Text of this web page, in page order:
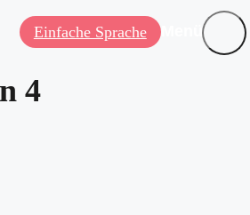
Einfache Sprache Menü
4